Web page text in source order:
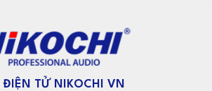
TỬ NIKOCHI VN